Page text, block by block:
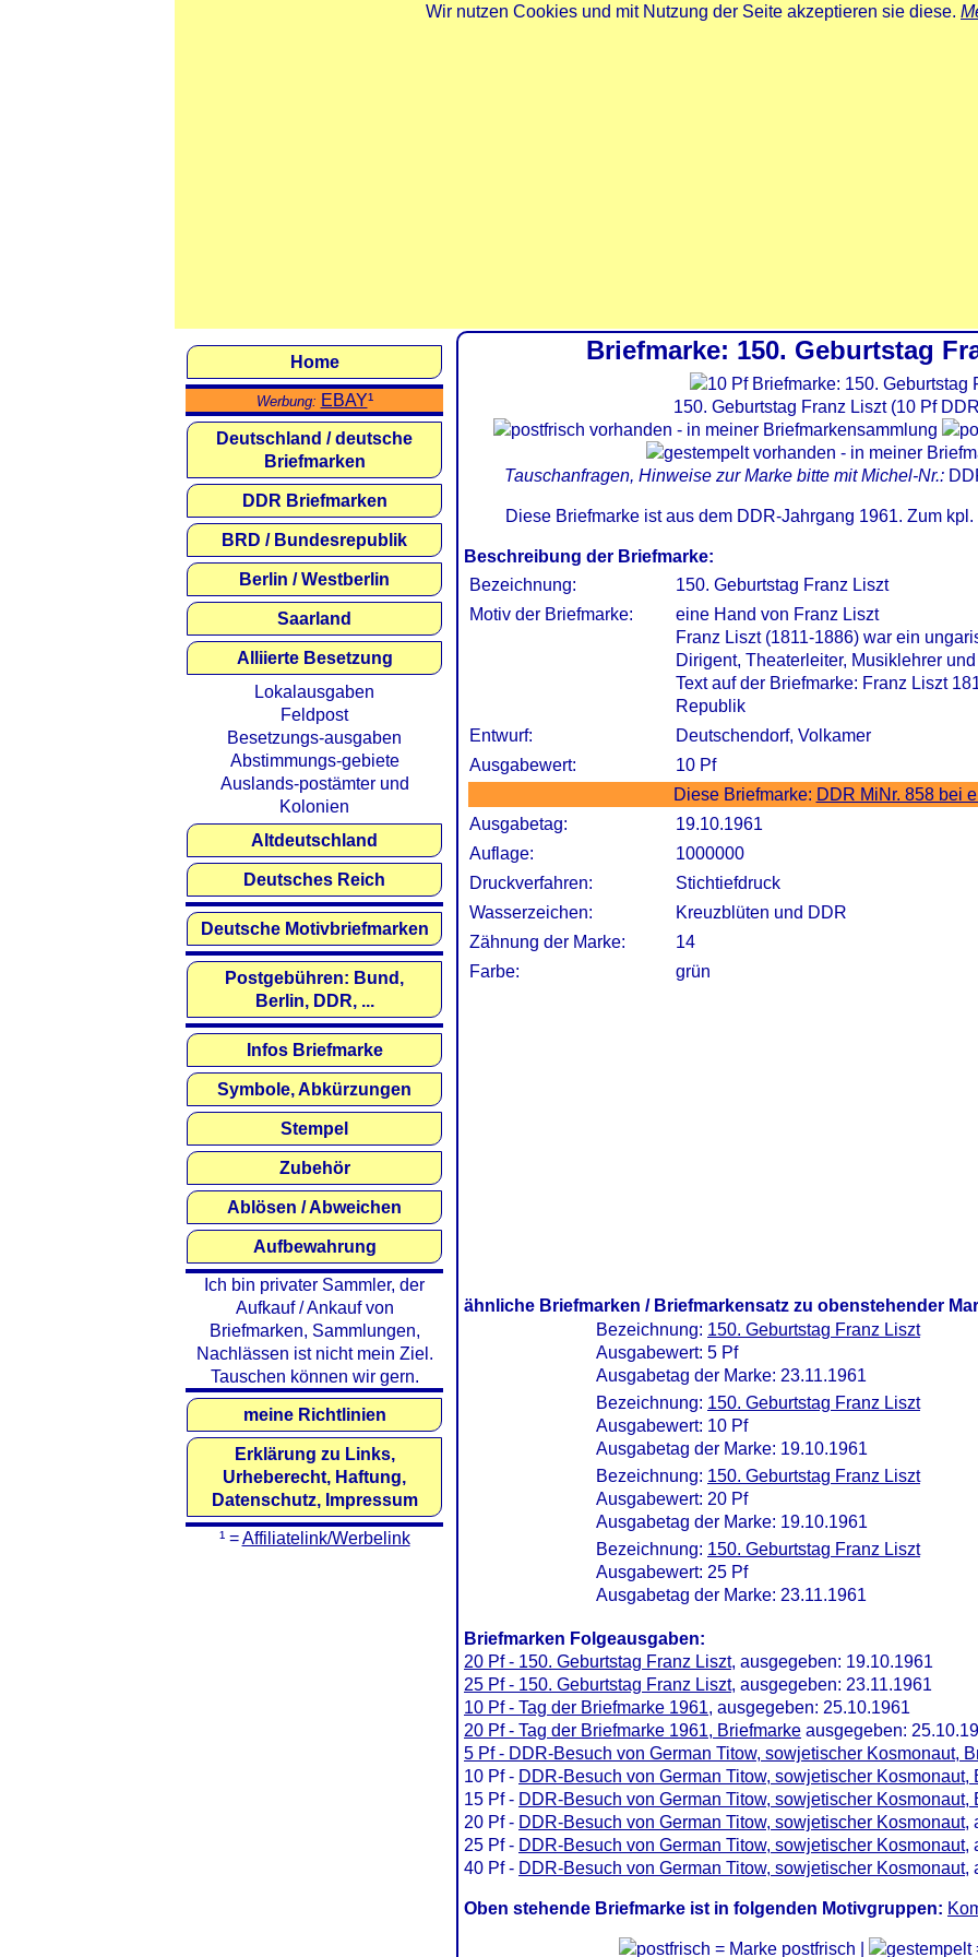
Wir nutzen Cookies und mit Nutzung der Seite akzeptieren sie diese.
Briefmarke: 150. Geburtstag
150. Geburtstag Franz Liszt (10 Pf
Tauschanfragen, Hinweise zur Marke bitte mit Michel-Nr.:
Diese Briefmarke ist aus dem DDR-Jahrgang 1961. Zum
Beschreibung der Briefmarke:
Bezeichnung:
150. Geburtstag Franz Liszt
Motiv der Briefmarke:
eine Hand von Franz Liszt
Franz Liszt (1811-1886) war ein
Dirigent, Theaterleiter, Musiklehrer
Text auf der Briefmarke: Franz Liszt
Republik
Entwurf:
Deutschendorf, Volkamer
Ausgabewert:
10 Pf
Diese Briefmarke: DDR MiNr. 858 bei
Ausgabetag:
19.10.1961
Auflage:
1000000
Druckverfahren:
Stichtiefdruck
Wasserzeichen:
Kreuzblüten und DDR
Zähnung der Marke:
14
Farbe:
grün
ähnliche Briefmarken / Briefmarkensatz zu obenstehender
Bezeichnung: 150. Geburtstag Franz Liszt
Ausgabewert: 5 Pf
Ausgabetag der Marke: 23.11.1961
Bezeichnung: 150. Geburtstag Franz Liszt
Ausgabewert: 10 Pf
Ausgabetag der Marke: 19.10.1961
Bezeichnung: 150. Geburtstag Franz Liszt
Ausgabewert: 20 Pf
Ausgabetag der Marke: 19.10.1961
Bezeichnung: 150. Geburtstag Franz Liszt
Ausgabewert: 25 Pf
Ausgabetag der Marke: 23.11.1961
Briefmarken Folgeausgaben:
20 Pf - 150. Geburtstag Franz Liszt, ausgegeben: 19.10.1961
25 Pf - 150. Geburtstag Franz Liszt, ausgegeben: 23.11.1961
10 Pf - Tag der Briefmarke 1961, ausgegeben: 25.10.1961
20 Pf - Tag der Briefmarke 1961, Briefmarke ausgegeben:
5 Pf - DDR-Besuch von German Titow, sowjetischer Kosmonaut,
10 Pf - DDR-Besuch von German Titow, sowjetischer Kosmonaut,
15 Pf - DDR-Besuch von German Titow, sowjetischer Kosmonaut,
20 Pf - DDR-Besuch von German Titow, sowjetischer Kosmonaut,
25 Pf - DDR-Besuch von German Titow, sowjetischer Kosmonaut,
40 Pf - DDR-Besuch von German Titow, sowjetischer Kosmonaut,
Oben stehende Briefmarke ist in folgenden Motivgruppen:
= Marke postfrisch |
Home
Werbung: EBAY¹
Deutschland / deutsche
Briefmarken
DDR Briefmarken
BRD / Bundesrepublik
Berlin / Westberlin
Saarland
Alliierte Besetzung
Lokalausgaben
Feldpost
Besetzungs-ausgaben
Abstimmungs-gebiete
Auslands-postämter und
Kolonien
Altdeutschland
Deutsches Reich
Deutsche Motivbriefmarken
Postgebühren: Bund,
Berlin, DDR, ...
Infos Briefmarke
Symbole, Abkürzungen
Stempel
Zubehör
Ablösen / Abweichen
Aufbewahrung
Ich bin privater Sammler, der
Aufkauf / Ankauf von
Briefmarken, Sammlungen,
Nachlässen ist nicht mein Ziel.
Tauschen können wir gern.
meine Richtlinien
Erklärung zu Links,
Urheberecht, Haftung,
Datenschutz, Impressum
¹ =Affiliatelink/Werbelink